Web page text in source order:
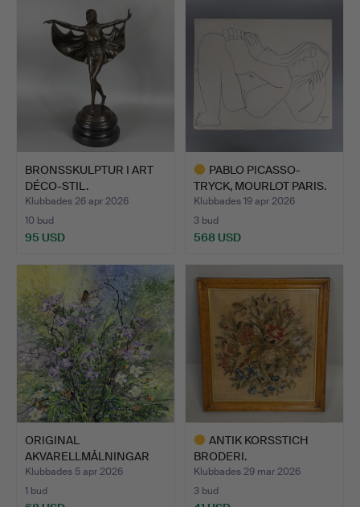
BRONSSKULPTUR I ART
DÉCO-STIL.
Klubbades 26 apr 2026
10 bud
95 USD
PABLO PICASSO-
TRYCK, MOURLOT PARIS.
Klubbades 19 apr 2026
3 bud
568 USD
föremål
ORIGINAL
AKVARELLMÅLNINGAR
LINDA MANNION.
Klubbades 5 apr 2026
1 bud
ANTIK KORSSTICH
BRODERI.
Klubbades 29 mar 2026
3 bud